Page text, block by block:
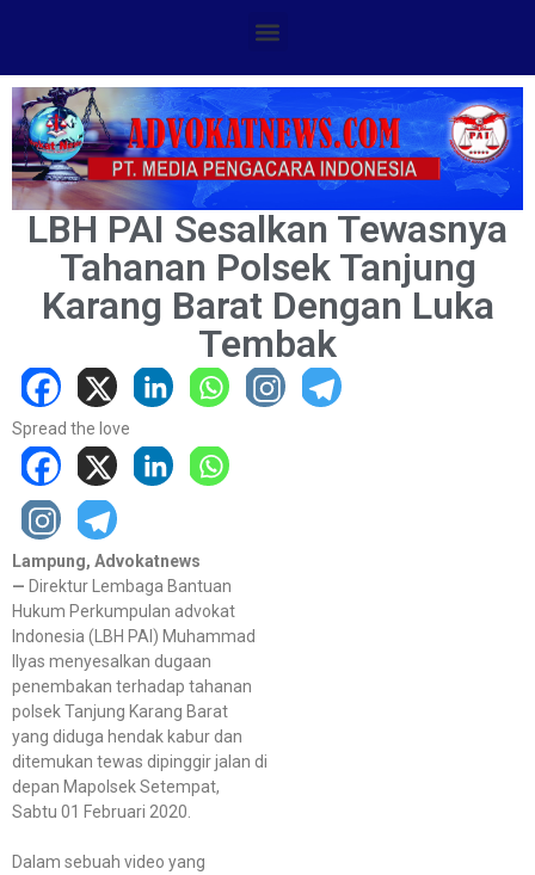
LBH PAI Sesalkan Tewasnya
Tahanan Polsek Tanjung
Karang Barat Dengan Luka
Tembak
Spread the love
Lampung, Advokatnews
— Direktur Lembaga Bantuan
Hukum Perkumpulan advokat
Indonesia (LBH PAI) Muhammad
Ilyas menyesalkan dugaan
penembakan terhadap tahanan
polsek Tanjung Karang Barat
yang diduga hendak kabur dan
ditemukan tewas dipinggir jalan di
depan Mapolsek Setempat,
Sabtu 01 Februari 2020.
Dalam sebuah video yang